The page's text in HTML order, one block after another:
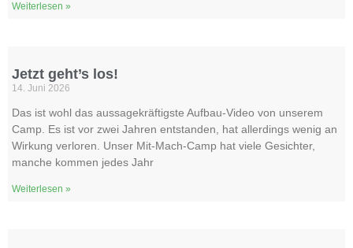
Weiterlesen »
Jetzt geht’s los!
14. Juni 2026
Das ist wohl das aussagekräftigste Aufbau-Video von unserem
Camp. Es ist vor zwei Jahren entstanden, hat allerdings wenig an
Wirkung verloren. Unser Mit-Mach-Camp hat viele Gesichter,
manche kommen jedes Jahr
Weiterlesen »